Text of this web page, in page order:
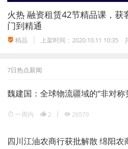
一是加强对外协调，密切政策对
发展好伙伴，将“一带一路”建成
业发展水平，将“一带一路”打造成
三是加强开放引领，扩大经贸往
域，将“一带一路”打造成创新之路
火热 融资租赁42节精品课，获
门到精通
精品 上架时间：2020.10.11 10:35
7日热点新闻
魏建国：全球物流疆域的“非对
一周内 2 26579